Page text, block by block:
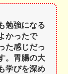
勉強になる
かったで
た感じだっ
。胃腸の大
学びを深め